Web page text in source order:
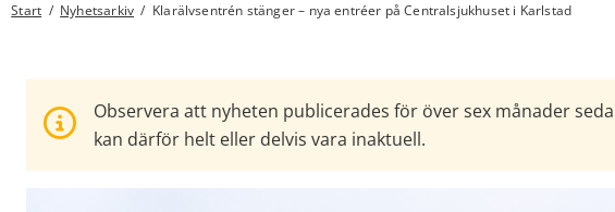
Start / Nyhetsarkiv / Klarälvsentrén stänger – nya entréer på Centralsjukhuset i Karlstad
Observera att nyheten publicerades för över sex månader
kan därför helt eller delvis vara inaktuell.